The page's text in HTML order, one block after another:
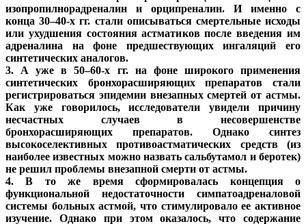
изопропилнорадреналин и орципреналин. И именно с
конца 30–40-х гг. стали описываться смертельные исходы
или ухудшения состояния астматиков после введения им
адреналина на фоне предшествующих ингаляций его
синтетических аналогов.
3. А уже в 50–60-х гг. на фоне широкого применения
синтетических бронхорасширяющих препаратов стали
регистрироваться эпидемии внезапных смертей от астмы.
Как уже говорилось, исследователи увидели причину
несчастных случаев в несовершенстве
бронхорасширяющих препаратов. Однако синтез
высокоселективных противоастматических средств (из
наиболее известных можно назвать сальбутамол и беротек)
не решил проблемы внезапной смерти от астмы.
4. В то же время сформировалась концепция о
функциональной недостаточности симпатоадреналовой
системы больных астмой, что стимулировало ее активное
изучение. Однако при этом оказалось, что содержание